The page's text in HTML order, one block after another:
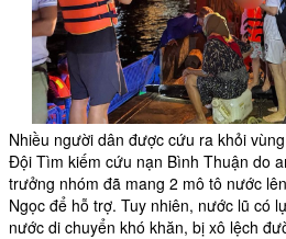
Nhiều người dân được cứu ra khỏi
Đội Tìm kiếm cứu nạn Bình Thuận do
trưởng nhóm đã mang 2 mô tô nước
Ngọc để hỗ trợ. Tuy nhiên, nước lũ có
nước di chuyển khó khăn, bị xô lệch